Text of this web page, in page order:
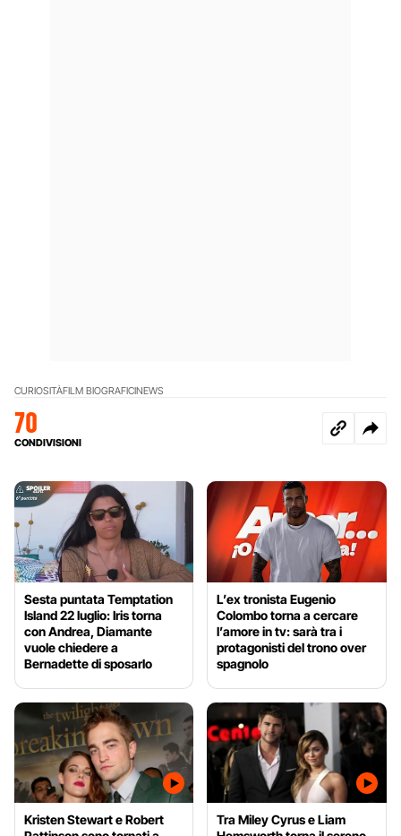
CURIOSITÀFILM BIOGRAFICINEWS
70
CONDIVISIONI
Sesta puntata Temptation
Island 22 luglio: Iris torna
con Andrea, Diamante
vuole chiedere a
Bernadette di sposarlo
L’ex tronista Eugenio
Colombo torna a cercare
l’amore in tv: sarà tra i
protagonisti del trono over
spagnolo
Kristen Stewart e Robert
Tra Miley Cyrus e Liam